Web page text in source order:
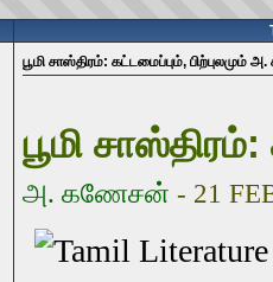
பூமி சாஸ்திரம்: கட்டமைப்பும், பிற்புலமும்
பூமி
அ. கணேசன் - 21